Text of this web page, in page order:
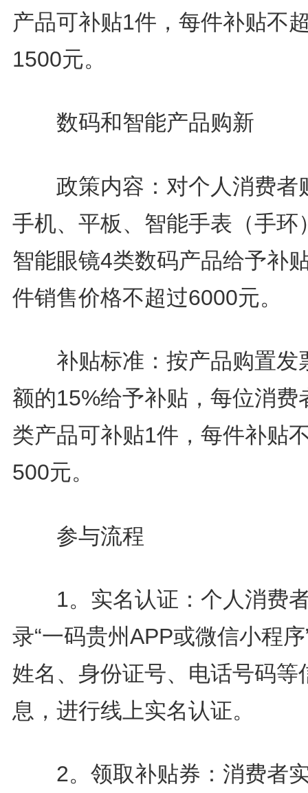
产品可补贴1件，每件补贴不
1500元。
数码和智能产品购新
政策内容：对个人消费者
手机、平板、智能手表（手环
智能眼镜4类数码产品给予补
件销售价格不超过6000元。
补贴标准：按产品购置发
额的15%给予补贴，每位消费
类产品可补贴1件，每件补贴
500元。
参与流程
1。实名认证：个人消费
录“一码贵州APP或微信小程序
姓名、身份证号、电话号码等
息，进行线上实名认证。
2。领取补贴券：消费者